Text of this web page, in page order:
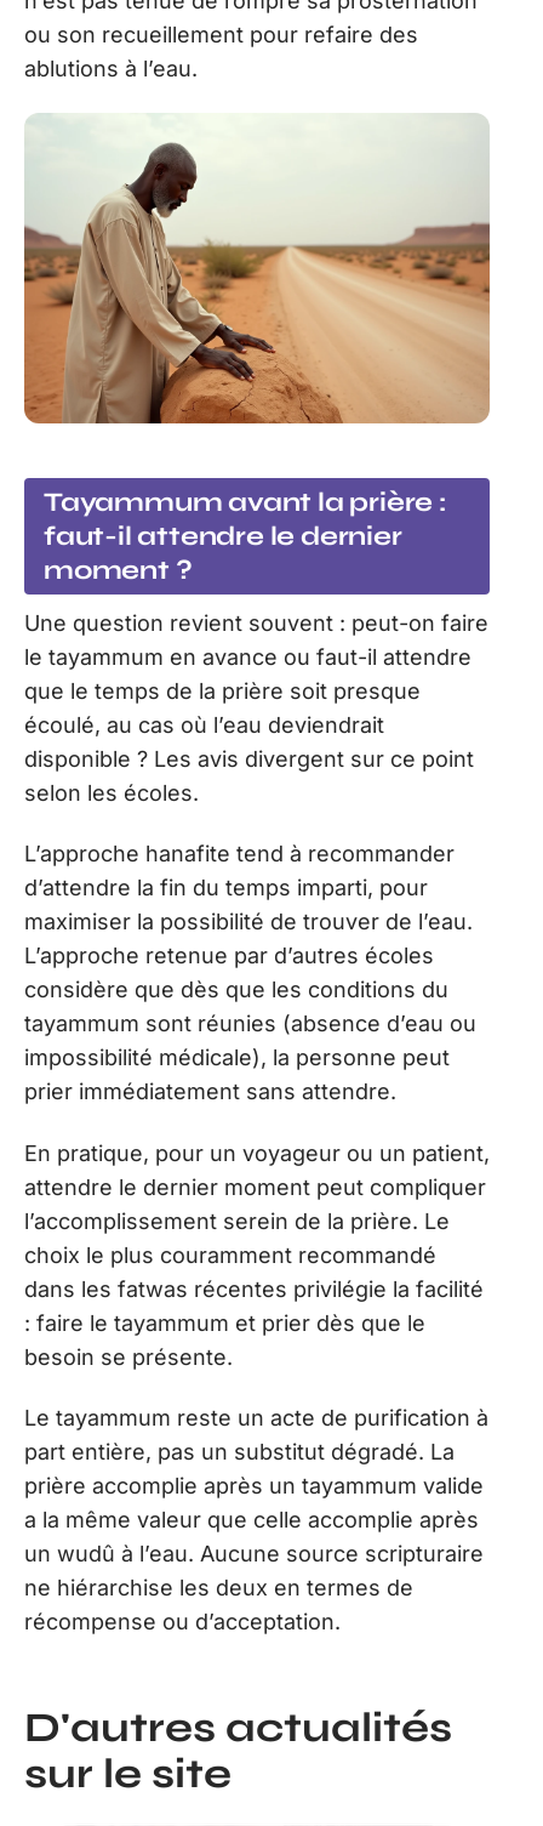
ou son recueillement pour refaire des
ablutions à l’eau.
Tayammum avant la prière :
faut-il attendre le dernier
moment ?
Une question revient souvent : peut-on faire
le tayammum en avance ou faut-il attendre
que le temps de la prière soit presque
écoulé, au cas où l’eau deviendrait
disponible ? Les avis divergent sur ce point
selon les écoles.
L’approche hanafite tend à recommander
d’attendre la fin du temps imparti, pour
maximiser la possibilité de trouver de l’eau.
L’approche retenue par d’autres écoles
considère que dès que les conditions du
tayammum sont réunies (absence d’eau ou
impossibilité médicale), la personne peut
prier immédiatement sans attendre.
En pratique, pour un voyageur ou un patient,
attendre le dernier moment peut compliquer
l’accomplissement serein de la prière. Le
choix le plus couramment recommandé
dans les fatwas récentes privilégie la facilité
: faire le tayammum et prier dès que le
besoin se présente.
Le tayammum reste un acte de purification à
part entière, pas un substitut dégradé. La
prière accomplie après un tayammum valide
a la même valeur que celle accomplie après
un wudû à l’eau. Aucune source scripturaire
ne hiérarchise les deux en termes de
récompense ou d’acceptation.
D'autres actualités
sur le site